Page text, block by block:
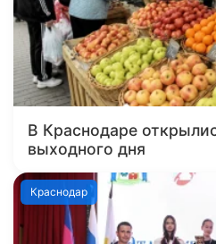
В Краснодаре
выходного дня
Краснодар